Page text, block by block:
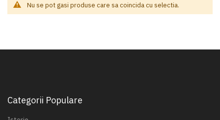
Nu se pot gasi produse care sa coincida cu selectia.
Categorii Populare